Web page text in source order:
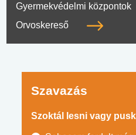
Gyermekvédelmi központok
Orvoskereső
Szavazás
Szoktál lesni vagy